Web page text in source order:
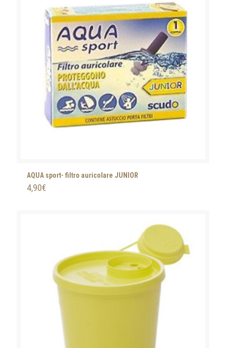
AQUA sport- filtro auricolare JUNIOR
4,90€